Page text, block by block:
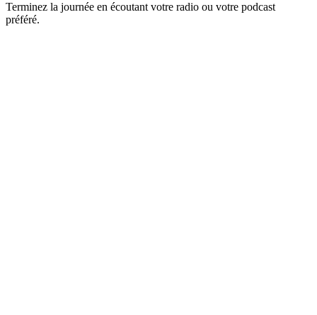
Terminez la journée en écoutant votre radio ou votre podcast
préféré.